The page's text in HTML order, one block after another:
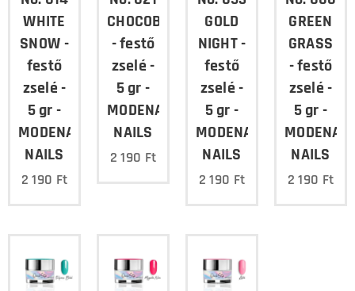
WHITE
SNOW -
festő
zselé -
5 gr -
MODENA
NAILS
2 190 Ft
CHOCOBROWN
- festő
zselé -
5 gr -
MODENA
NAILS
2 190 Ft
GOLD
NIGHT -
festő
zselé -
5 gr -
MODENA
NAILS
2 190 Ft
GREEN
GRASS
- festő
zselé -
5 gr -
MODENA
NAILS
2 190 Ft